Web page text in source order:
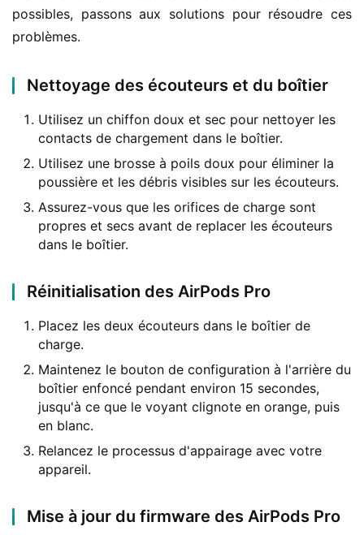
possibles, passons aux solutions pour résoudre ces
problèmes.
Nettoyage des écouteurs et du boîtier
Utilisez un chiffon doux et sec pour nettoyer les
contacts de chargement dans le boîtier.
Utilisez une brosse à poils doux pour éliminer la
poussière et les débris visibles sur les écouteurs.
Assurez-vous que les orifices de charge sont
propres et secs avant de replacer les écouteurs
dans le boîtier.
Réinitialisation des AirPods Pro
Placez les deux écouteurs dans le boîtier de
charge.
Maintenez le bouton de configuration à l'arrière du
boîtier enfoncé pendant environ 15 secondes,
jusqu'à ce que le voyant clignote en orange, puis
en blanc.
Relancez le processus d'appairage avec votre
appareil.
Mise à jour du firmware des AirPods Pro